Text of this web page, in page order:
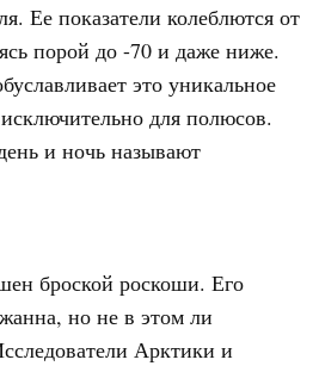
Ее показатели колеблются от
порой до -70 и даже ниже.
это уникальное
для полюсов.
и ночь называют
броской роскоши. Его
но не в этом ли
Арктики и